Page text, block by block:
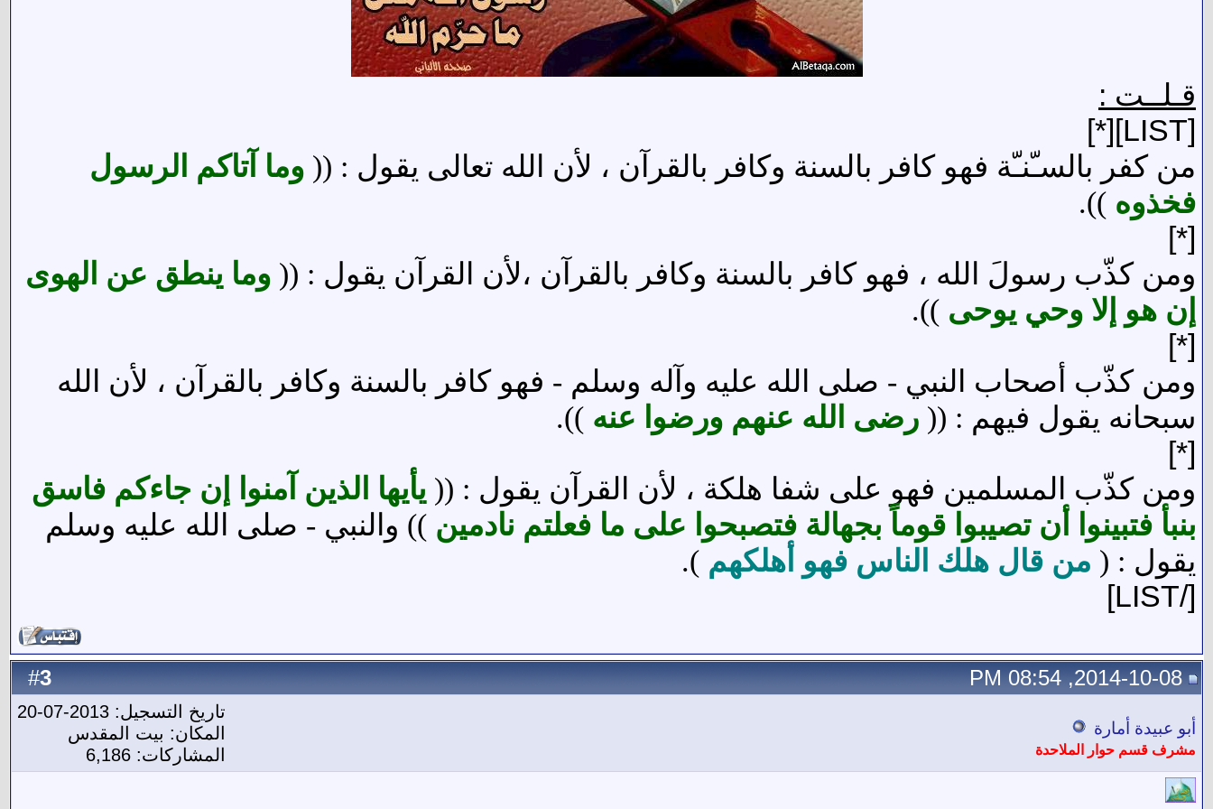
قـلــت :
[LIST][*]
من كفر بالسـّنـّة فهو كافر بالسنة وكافر بالقرآن ، لأن الله تعالى يقول : (( وما آتاكم الرسول
فخذوه )).
[*]
ومن كذّب رسولَ الله ، فهو كافر بالسنة وكافر بالقرآن ،لأن القرآن يقول : (( وما ينطق عن الهوى
إن هو إلا وحي يوحى )).
[*]
ومن كذّب أصحاب النبي - صلى الله عليه وآله وسلم - فهو كافر بالسنة وكافر بالقرآن ، لأن الله
سبحانه يقول فيهم : (( رضى الله عنهم ورضوا عنه )).
[*]
ومن كذّب المسلمين فهو على شفا هلكة ، لأن القرآن يقول : (( يأيها الذين آمنوا إن جاءكم فاسق
بنبأ فتبينوا أن تصيبوا قوماً بجهالة فتصبحوا على ما فعلتم نادمين )) والنبي - صلى الله عليه وسلم
يقول : ( من قال هلك الناس فهو أهلكهم ).
[/LIST]
#
3 2014-10-08, 08:54 PM
أبو عبيدة أمارة
مشرف قسم حوار الملاحدة
تاريخ التسجيل: 2013-07-20
المكان: بيت المقدس
المشاركات: 6,186